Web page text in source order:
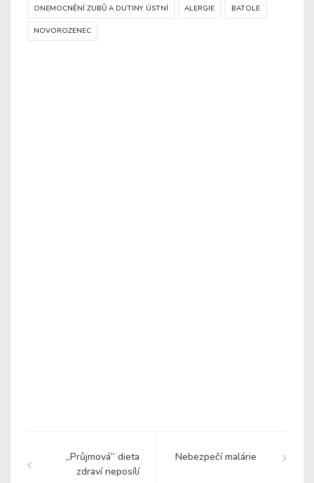
ONEMOCNĚNÍ ZUBŮ A DUTINY ÚSTNÍ ALERGIE BATOLE
NOVOROZENEC
„Průjmová“ dieta
zdraví neposílí
Nebezpečí malárie